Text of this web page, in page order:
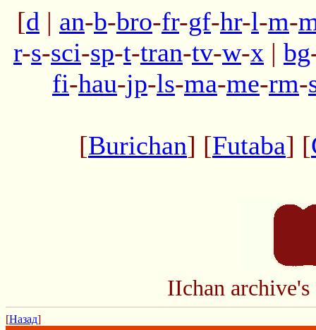
[d | an-b-bro-fr-gf-hr-l-m-
r-s-sci-sp-t-tran-tv-w-x | bg
fi-hau-jp-ls-ma-me-rm-
[Burichan] [Futaba] [
IIchan
[Назад]